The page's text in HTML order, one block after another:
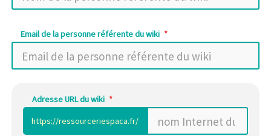
Email de la personne référente du wiki
Adresse URL du wiki
https://ressourceriespaca.fr/